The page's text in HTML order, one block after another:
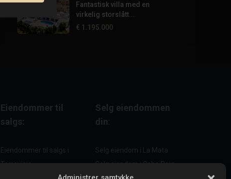
Fantastisk villa med en
virkelig storslått...
€ 1.195.000
Eiendommer til
salgs:
Eiendommer til salgs i
Torrevieja
Selg eiendommen
din
Selg eiendom i La Mata
Selg eiendom i Cabo Roig